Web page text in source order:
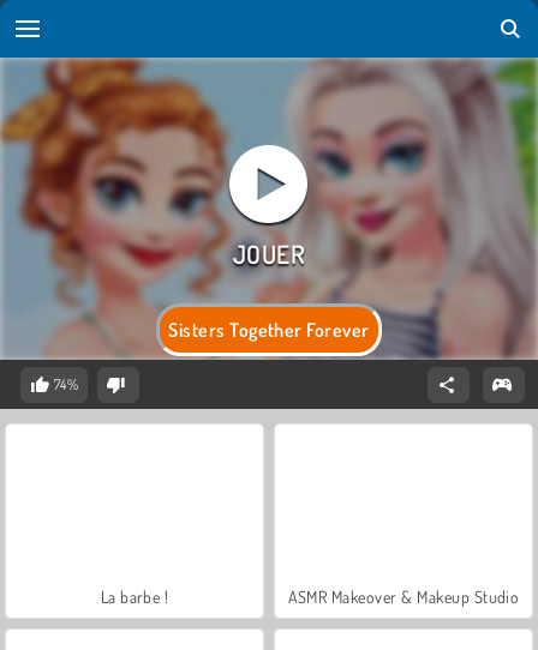
Sisters Together Forever
74%
La barbe ! ASMR Makeover & Makeup Studio